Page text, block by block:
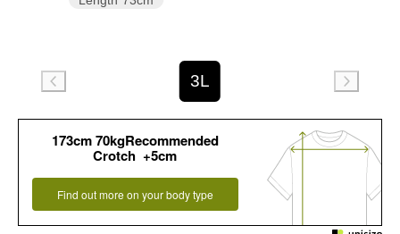
3L
173cm 70kgRecommended
Crotch +5cm
Find out more on your body type